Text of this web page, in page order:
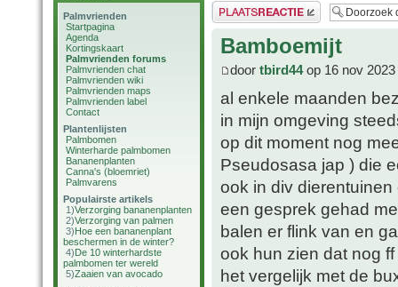
Palmvrienden
Startpagina
Agenda
Kortingskaart
Palmvrienden forums
Palmvrienden chat
Palmvrienden wiki
Palmvrienden maps
Palmvrienden label
Contact
Plantenlijsten
Palmbomen
Winterharde palmbomen
Bananenplanten
Canna's (bloemriet)
Palmvarens
Populairste artikels
1)Verzorging bananenplanten
2)Verzorging van palmen
3)Hoe een bananenplant
beschermen in de winter?
4)De 10 winterhardste
palmbomen ter wereld
5)Zaaien van avocado
Plaats een reactie
Bamboemijt
door tbird44op 16 nov 2023
al enkele maanden
in mijn omgeving
op dit moment nog
Pseudosasa jap ) die
ook in div
een gesprek gehad
balen er flink van en
ook hun zien dat nog
het vergelijk met de